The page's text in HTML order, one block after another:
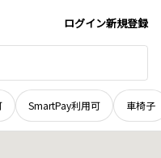
ログイン新規登録
SmartPay利用可 車椅子